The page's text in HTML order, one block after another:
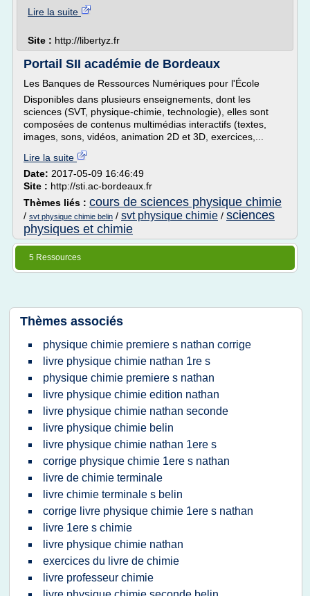
Lire la suite
Site : http://libertyz.fr
Portail SII académie de Bordeaux
Les Banques de Ressources Numériques pour l'École
Disponibles dans plusieurs enseignements, dont les
sciences (SVT, physique-chimie, technologie), elles sont
composées de contenus multimédias interactifs (textes,
images, sons, vidéos, animation 2D et 3D, exercices,...
Lire la suite
Date: 2017-05-09 16:46:49
Site : http://sti.ac-bordeaux.fr
Thèmes liés : cours de sciences physique chimie
/ svt physique chimie belin / svt physique chimie / sciences
physiques et chimie
5 Ressources
Thèmes associés
physique chimie premiere s nathan corrige
livre physique chimie nathan 1re s
physique chimie premiere s nathan
livre physique chimie edition nathan
livre physique chimie nathan seconde
livre physique chimie belin
livre physique chimie nathan 1ere s
corrige physique chimie 1ere s nathan
livre de chimie terminale
livre chimie terminale s belin
corrige livre physique chimie 1ere s nathan
livre 1ere s chimie
livre physique chimie nathan
exercices du livre de chimie
livre professeur chimie